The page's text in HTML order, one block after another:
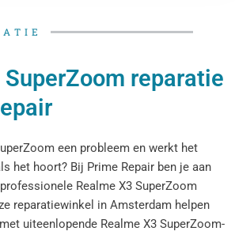
SuperZoom reparatie
een probleem en werkt het
het hoort? Bij Prime Repair ben je aan
Realme X3 SuperZoom
reparatiewinkel in Amsterdam helpen
uiteenlopende Realme X3 SuperZoom-